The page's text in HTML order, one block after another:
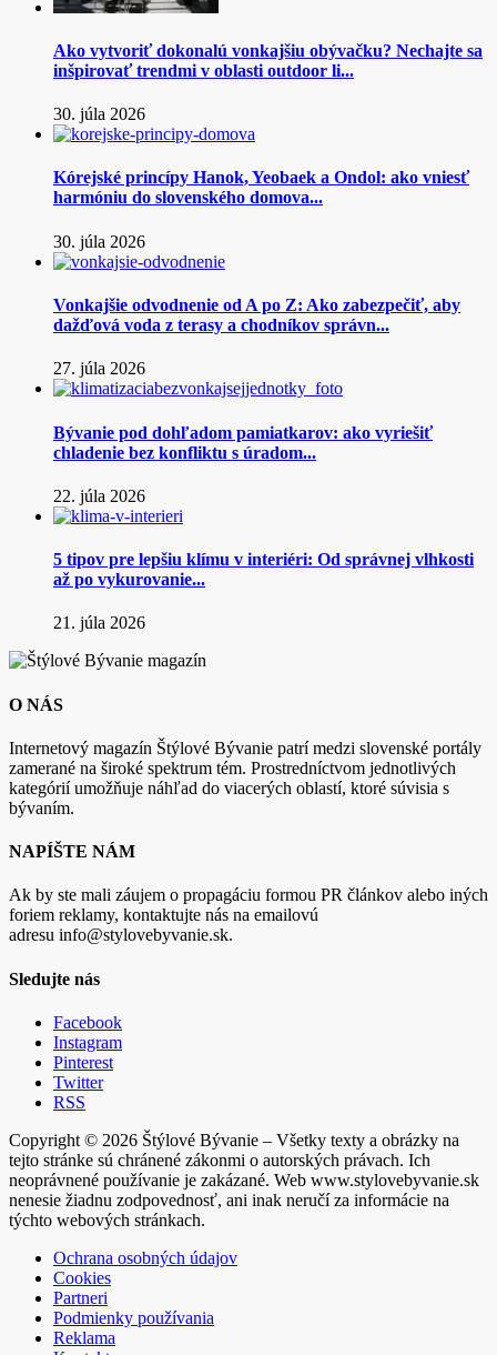
Ako vytvoriť dokonalú vonkajšiu obývačku? Nechajte sa
inšpirovať trendmi v oblasti outdoor li...
30. júla 2026
Kórejské princípy Hanok, Yeobaek a Ondol: ako vniesť
harmóniu do slovenského domova...
30. júla 2026
Vonkajšie odvodnenie od A po Z: Ako zabezpečiť, aby
dažďová voda z terasy a chodníkov správn...
27. júla 2026
Bývanie pod dohľadom pamiatkarov: ako vyriešiť
chladenie bez konfliktu s úradom...
22. júla 2026
5 tipov pre lepšiu klímu v interiéri: Od správnej vlhkosti
až po vykurovanie...
21. júla 2026
O NÁS
Internetový magazín Štýlové Bývanie patrí medzi slovenské portály
zamerané na široké spektrum tém. Prostredníctvom jednotlivých
kategórií umožňuje náhľad do viacerých oblastí, ktoré súvisia s
bývaním.
NAPÍŠTE NÁM
Ak by ste mali záujem o propagáciu formou PR článkov alebo iných
foriem reklamy, kontaktujte nás na emailovú
adresu info@stylovebyvanie.sk.
Sledujte nás
Facebook
Instagram
Pinterest
Twitter
RSS
Copyright © 2026 Štýlové Bývanie – Všetky texty a obrázky na
tejto stránke sú chránené zákonmi o autorských právach. Ich
neoprávnené používanie je zakázané. Web www.stylovebyvanie.sk
nenesie žiadnu zodpovednosť, ani inak neručí za informácie na
týchto webových stránkach.
Ochrana osobných údajov
Cookies
Partneri
Podmienky používania
Reklama